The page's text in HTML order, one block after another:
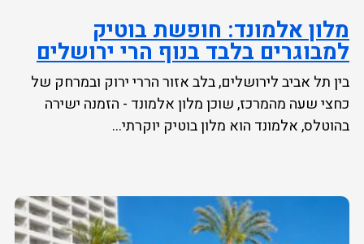
מלון אלמונד: חופשת בוטיק
למבוגרים בלבד בנוף הרי ירושלים
בין תל אביב לירושלים, בלב אזור הררי ירוק ובמרחק של
כחצי שעה מהמרכז, שוכן מלון אלמונד - הזמנה ישירה
בהוטלס, אלמונד הוא מלון בוטיק יוקרתי...